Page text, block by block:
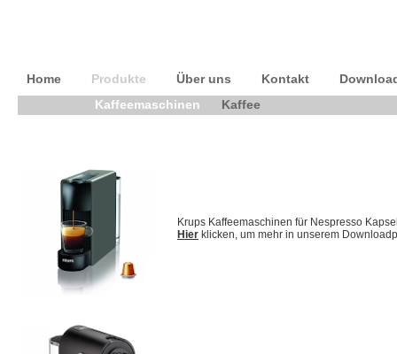
Home Produkte Über uns Kontakt
Kaffeemaschinen
Kaffee
Krups Kaffeemaschinen für Nespresso
Hier klicken, um mehr in unserem